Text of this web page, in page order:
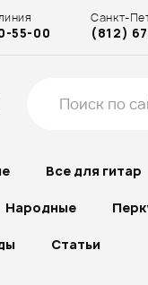
55-00
Санкт-
(812)
Все для гитар
Народные
Статьи